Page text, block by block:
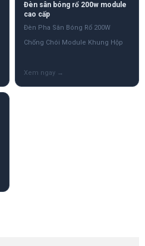
Đèn sân bóng rổ 200w module
cao cấp
Đèn Pha Sân Bóng Rổ 200W
Chống Chói Module Khung Hộp